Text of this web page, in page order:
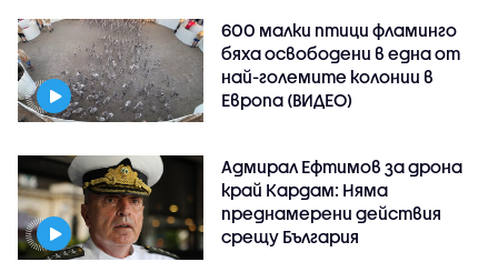
600 малки птици фламинго
бяха освободени в една от
най-големите колонии в
Европа (ВИДЕО)
Адмирал Ефтимов за дрона
край Кардам: Няма
преднамерени действия
срещу България